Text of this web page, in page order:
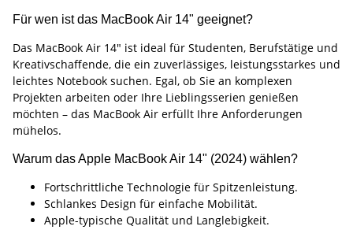
Für wen ist das MacBook Air 14" geeignet?
Das MacBook Air 14" ist ideal für Studenten, Berufstätige und
Kreativschaffende, die ein zuverlässiges, leistungsstarkes und
leichtes Notebook suchen. Egal, ob Sie an komplexen
Projekten arbeiten oder Ihre Lieblingsserien genießen
möchten – das MacBook Air erfüllt Ihre Anforderungen
mühelos.
Warum das Apple MacBook Air 14" (2024) wählen?
Fortschrittliche Technologie für Spitzenleistung.
Schlankes Design für einfache Mobilität.
Apple-typische Qualität und Langlebigkeit.